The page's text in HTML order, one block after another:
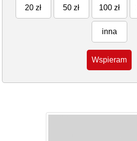
20 zł 50 zł 100 zł
inna
Wspieram